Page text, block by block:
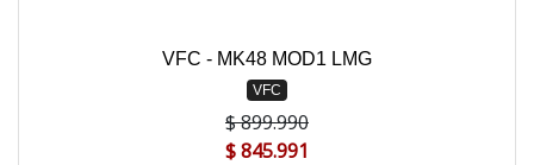
VFC - MK48 MOD1 LMG
VFC
$ 899.990
$ 845.991